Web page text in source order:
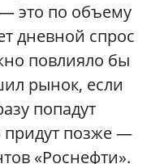
это по объему
дневной спрос
повлияло бы
рынок, если
попадут
позже —
«Роснефти».